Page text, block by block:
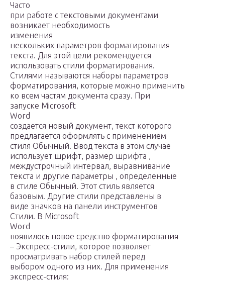
Часто
при работе с текстовыми документами
возникает необходимость
изменения
нескольких параметров форматирования
текста. Для этой цели рекомендуется
использовать стили форматирования.
Стилями называются наборы параметров
форматирования, которые можно применить
ко всем частям документа сразу. При
запуске Microsoft
Word
создается новый документ, текст которого
предлагается оформлять с применением
стиля Обычный. Ввод текста в этом случае
использует шрифт, размер шрифта ,
междустрочный интервал, выравнивание
текста и другие параметры , определенные
в стиле Обычный. Этот стиль является
базовым. Другие стили представлены в
виде значков на панели инструментов
Стили. В Microsoft
Word
появилось новое средство форматирования
– Экспресс-стили, которое позволяет
просматривать набор стилей перед
выбором одного из них. Для применения
экспресс-стиля: